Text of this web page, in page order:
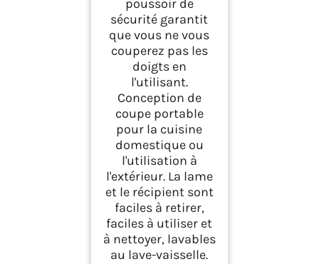
poussoir de
sécurité garantit
que vous ne vous
couperez pas les
doigts en
l'utilisant.
Conception de
coupe portable
pour la cuisine
domestique ou
l'utilisation à
l'extérieur. La lame
et le récipient sont
faciles à retirer,
faciles à utiliser et
à nettoyer, lavables
au lave-vaisselle.